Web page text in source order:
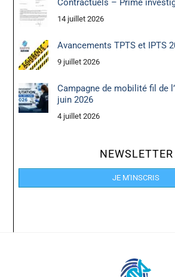
Contractuels – Prime
14 juillet 2026
Avancements TPTS et IPTS
9 juillet 2026
Campagne de mobilité fil de
juin 2026
4 juillet 2026
NEWSLETTER
JE M'INSCRIS
Back